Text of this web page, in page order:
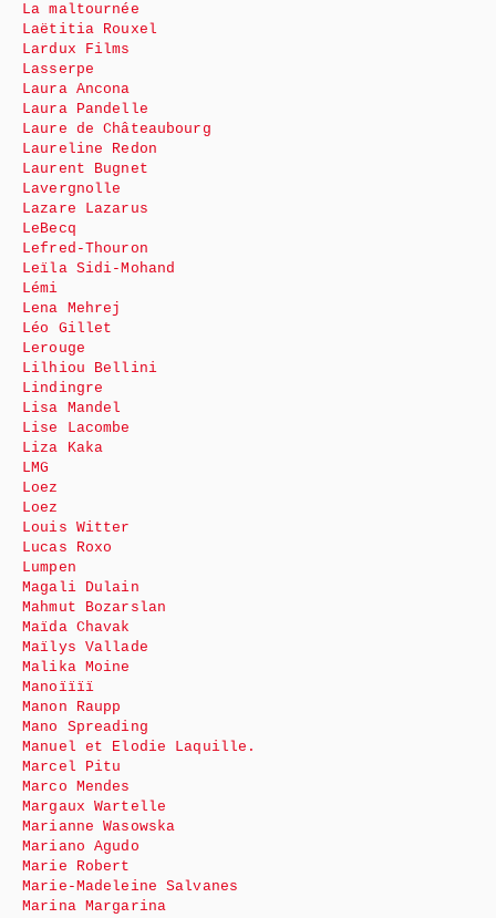
La maltournée
Laëtitia Rouxel
Lardux Films
Lasserpe
Laura Ancona
Laura Pandelle
Laure de Châteaubourg
Laureline Redon
Laurent Bugnet
Lavergnolle
Lazare Lazarus
LeBecq
Lefred-Thouron
Leïla Sidi-Mohand
Lémi
Lena Mehrej
Léo Gillet
Lerouge
Lilhiou Bellini
Lindingre
Lisa Mandel
Lise Lacombe
Liza Kaka
LMG
Loez
Loez
Louis Witter
Lucas Roxo
Lumpen
Magali Dulain
Mahmut Bozarslan
Maïda Chavak
Maïlys Vallade
Malika Moine
Manoïïïï
Manon Raupp
Mano Spreading
Manuel et Elodie Laquille.
Marcel Pitu
Marco Mendes
Margaux Wartelle
Marianne Wasowska
Mariano Agudo
Marie Robert
Marie-Madeleine Salvanes
Marina Margarina